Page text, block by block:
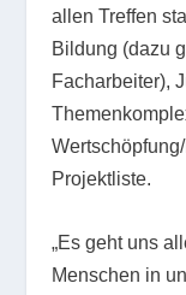
allen Treffen
Bildung (dazu
Facharbeiter),
Projektliste.
„Es geht uns
Menschen in